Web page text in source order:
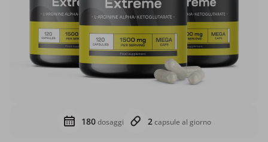
180dosaggi 2capsule al giorno